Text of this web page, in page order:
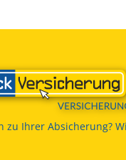
zu Ihrer Absicherung?